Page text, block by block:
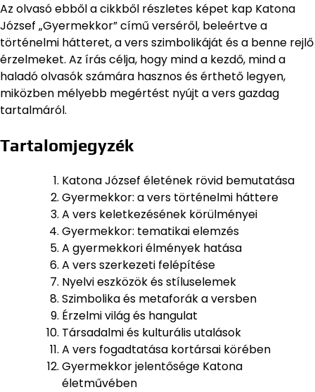
Az olvasó ebből a cikkből részletes képet kap Katona
József „Gyermekkor” című verséről, beleértve a
történelmi hátteret, a vers szimbolikáját és a benne rejlő
érzelmeket. Az írás célja, hogy mind a kezdő, mind a
haladó olvasók számára hasznos és érthető legyen,
miközben mélyebb megértést nyújt a vers gazdag
tartalmáról.
Tartalomjegyzék
Katona József életének rövid bemutatása
Gyermekkor: a vers történelmi háttere
A vers keletkezésének körülményei
Gyermekkor: tematikai elemzés
A gyermekkori élmények hatása
A vers szerkezeti felépítése
Nyelvi eszközök és stíluselemek
Szimbolika és metaforák a versben
Érzelmi világ és hangulat
Társadalmi és kulturális utalások
A vers fogadtatása kortársai körében
Gyermekkor jelentősége Katona
életművében